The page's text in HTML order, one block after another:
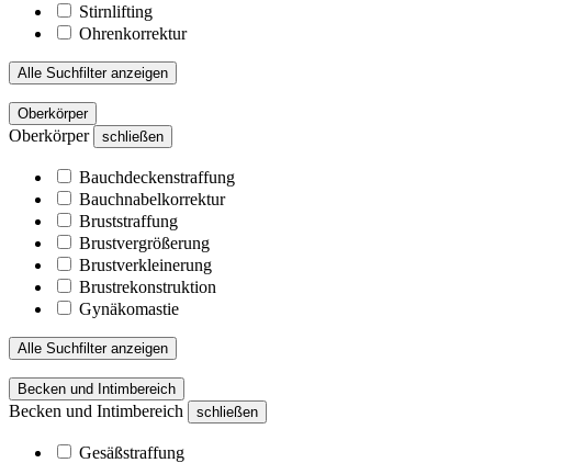
Stirnlifting
Ohrenkorrektur
Alle Suchfilter anzeigen
Oberkörper
Oberkörper schließen
Bauchdeckenstraffung
Bauchnabelkorrektur
Bruststraffung
Brustvergrößerung
Brustverkleinerung
Brustrekonstruktion
Gynäkomastie
Alle Suchfilter anzeigen
Becken und Intimbereich
Becken und Intimbereich schließen
Gesäßstraffung